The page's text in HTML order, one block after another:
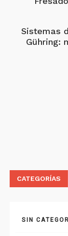
Sistemas
Gühring:
CATEGORÍAS
SIN